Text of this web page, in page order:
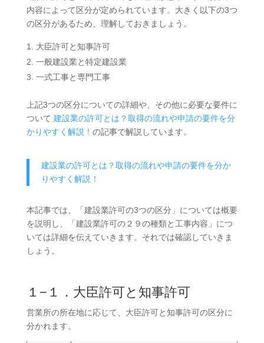
内容によって区分が定められています。大きく以下の3つ
の区分があるため、理解しておきましょう。
大臣許可と知事許可
一般建設業と特定建設業
一式工事と専門工事
上記3つの区分についての詳細や、その他に必要な要件に
ついて 建設業の許可とは？取得の流れや申請の要件を分
かりやすく解説！ の記事で解説しています。
建設業の許可とは？取得の流れや申請の要件を分か
りやすく解説！
本記事では、「建設業許可の3つの区分」については概要
を説明し、「建設業許可の２９の種類と工事内容」につ
いては詳細を伝えていきます。それでは確認していきま
しょう。
１−１．大臣許可と知事許可
営業所の所在地に応じて、大臣許可と知事許可の区分に
分かれます。